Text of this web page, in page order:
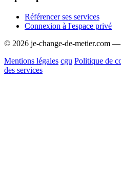
Référencer ses services
Connexion à l'espace privé
© 2026 je-change-de-metier.com —
Mentions légales cgu Politique de
des services